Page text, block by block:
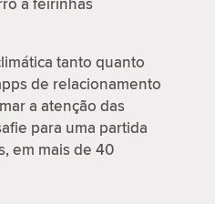
tanto quanto
de relacionamento
a atenção das
para uma partida
em mais de 40